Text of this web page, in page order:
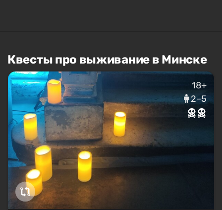
Квесты про выживание в Минске
18+
2–5